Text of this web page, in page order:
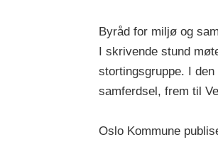
Byråd for miljø og
I skrivende stund
stortingsgruppe. I
samferdsel, frem til
Oslo Kommune